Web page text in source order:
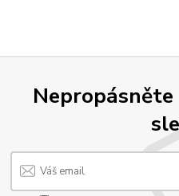
Nepropásněte